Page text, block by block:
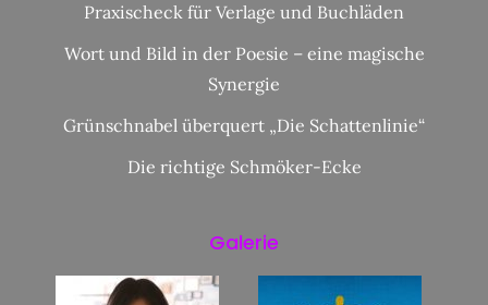
Praxischeck für Verlage und Buchläden
Wort und Bild in der Poesie – eine magische
Synergie
Grünschnabel überquert „Die Schattenlinie“
Die richtige Schmöker-Ecke
Galerie